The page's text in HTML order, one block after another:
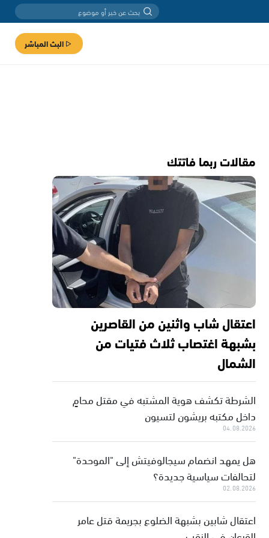
البث المباشر
مقالات ربما فاتتك
اعتقال شاب واثنين من القاصرين
بشبهة اغتصاب ثلاث فتيات من
الشمال
الشرطة تكشف هوية المشتبه في مقتل محامٍ
داخل مكتبه بريشون لتسيون
04.08.2026
هل يمهد انضمام سيجالوفيتش إلى "الموحدة"
لتحالفات سياسية جديدة؟
02.08.2026
اعتقال شابين بشبهة الضلوع بجريمة قتل عامر